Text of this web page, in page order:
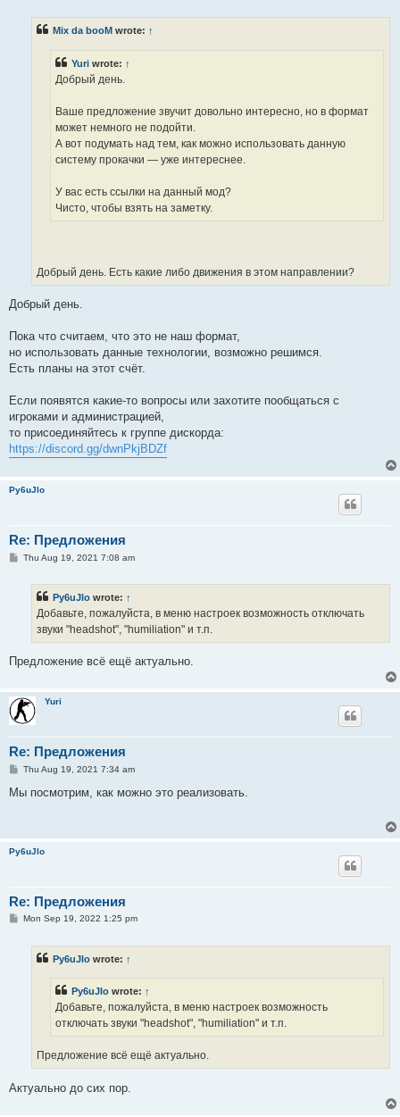
Mix da booM wrote: ↑
Yuri wrote: ↑
Добрый день.
Ваше предложение звучит довольно интересно, но в формат
может немного не подойти.
А вот подумать над тем, как можно использовать данную
систему прокачки — уже интереснее.
У вас есть ссылки на данный мод?
Чисто, чтобы взять на заметку.
Добрый день. Есть какие либо движения в этом направлении?
Добрый день.
Пока что считаем, что это не наш формат,
но использовать данные технологии, возможно решимся.
Есть планы на этот счёт.
Если появятся какие-то вопросы или захотите пообщаться с
игроками и администрацией,
то присоединяйтесь к группе дискорда:
https://discord.gg/dwnPkjBDZf
Py6uJlo
Re: Предложения
PThu Aug 19, 2021 7:08 am
Py6uJlo wrote: ↑
Добавьте, пожалуйста, в меню настроек возможность отключать
звуки "headshot", "humiliation" и т.п.
Предложение всё ещё актуально.
Yuri
Re: Предложения
P
s
Thu Aug 19, 2021 7:34 am
Мы посмотрим, как можно это реализовать.
Py6uJlo
Re: Предложения
PMon Sep 19, 2022 1:25 pm
Py6uJlo wrote: ↑
Py6uJlo wrote: ↑
Добавьте, пожалуйста, в меню настроек возможность
отключать звуки "headshot", "humiliation" и т.п.
Предложение всё ещё актуально.
Актуально до сих пор.